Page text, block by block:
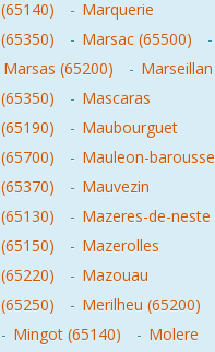
(65140)
- Marquerie
(65350)
- Marsac (65500)
-
Marsas (65200)
- Marseillan
(65350)
- Mascaras
(65190)
- Maubourguet
(65700)
- Mauleon-barousse
(65370)
- Mauvezin
(65130)
- Mazeres-de-neste
(65150)
- Mazerolles
(65220)
- Mazouau
(65250)
- Merilheu (65200)
- Mingot (65140) - Molere